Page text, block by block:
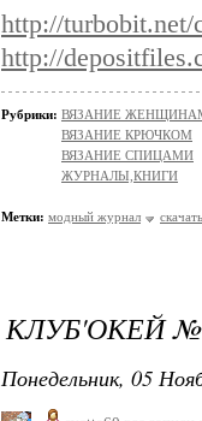
http://
http://
Рубрики: ВЯЗАНИЕ ЖЕНЩИНАМ/
ВЯЗАНИЕ КРЮЧКОМ
ВЯЗАНИЕ СПИЦАМИ
ЖУРНАЛЫ,КНИГИ
Метки: модный журнал
КЛУБ'ОКЕЙ №
Понедельник, 05